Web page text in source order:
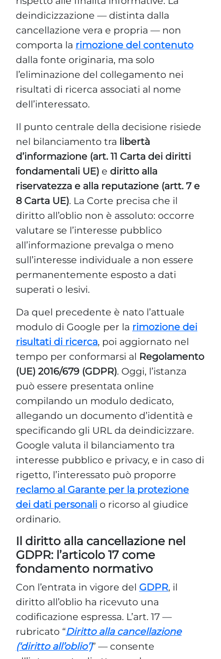
deindicizzazione — distinta dalla
cancellazione vera e propria — non
comporta la rimozione del contenuto
dalla fonte originaria, ma solo
l’eliminazione del collegamento nei
risultati di ricerca associati al nome
dell’interessato.
Il punto centrale della decisione risiede
nel bilanciamento tra libertà
d’informazione (art. 11 Carta dei diritti
fondamentali UE) e diritto alla
riservatezza e alla reputazione (artt. 7 e
8 Carta UE). La Corte precisa che il
diritto all’oblio non è assoluto: occorre
valutare se l’interesse pubblico
all’informazione prevalga o meno
sull’interesse individuale a non essere
permanentemente esposto a dati
superati o lesivi.
Da quel precedente è nato l’attuale
modulo di Google per la rimozione dei
risultati di ricerca, poi aggiornato nel
tempo per conformarsi al Regolamento
(UE) 2016/679 (GDPR). Oggi, l’istanza
può essere presentata online
compilando un modulo dedicato,
allegando un documento d’identità e
specificando gli URL da deindicizzare.
Google valuta il bilanciamento tra
interesse pubblico e privacy, e in caso di
rigetto, l’interessato può proporre
reclamo al Garante per la protezione
dei dati personali o ricorso al giudice
ordinario.
Il diritto alla cancellazione nel
GDPR: l’articolo 17 come
fondamento normativo
Con l’entrata in vigore del GDPR, il
diritto all’oblio ha ricevuto una
codificazione espressa. L’art. 17 —
rubricato “Diritto alla cancellazione
(‘diritto all’oblio’)” — consente